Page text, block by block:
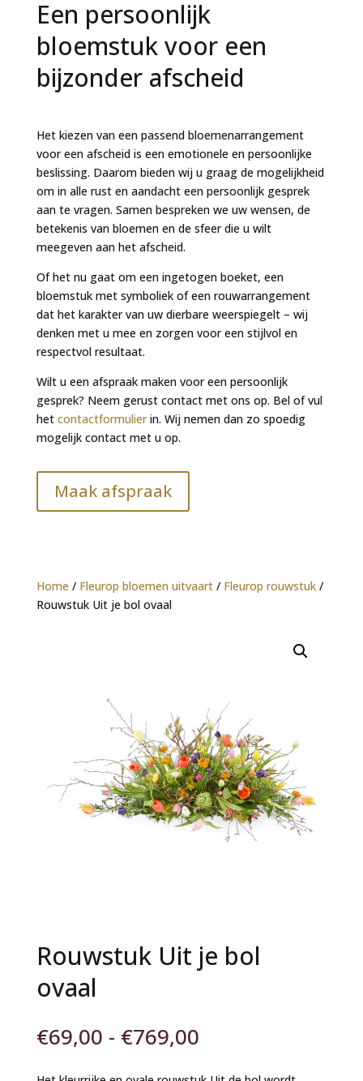
Een persoonlijk
bloemstuk voor een
bijzonder afscheid
Het kiezen van een passend bloemenarrangement
voor een afscheid is een emotionele en persoonlijke
beslissing. Daarom bieden wij u graag de mogelijkheid
om in alle rust en aandacht een persoonlijk gesprek
aan te vragen. Samen bespreken we uw wensen, de
betekenis van bloemen en de sfeer die u wilt
meegeven aan het afscheid.
Of het nu gaat om een ingetogen boeket, een
bloemstuk met symboliek of een rouwarrangement
dat het karakter van uw dierbare weerspiegelt – wij
denken met u mee en zorgen voor een stijlvol en
respectvol resultaat.
Wilt u een afspraak maken voor een persoonlijk
gesprek? Neem gerust contact met ons op. Bel of vul
het contactformulierin. Wij nemen dan zo spoedig
mogelijk contact met u op.
Maak afspraak
Home / Fleurop bloemen uitvaart/ Fleurop rouwstuk/
Rouwstuk Uit je bol ovaal
Rouwstuk Uit je bol
ovaal
€69,00 - €769,00Prijsklasse:
tot